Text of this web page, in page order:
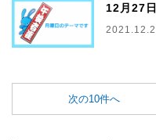
12月27
次の10件へ